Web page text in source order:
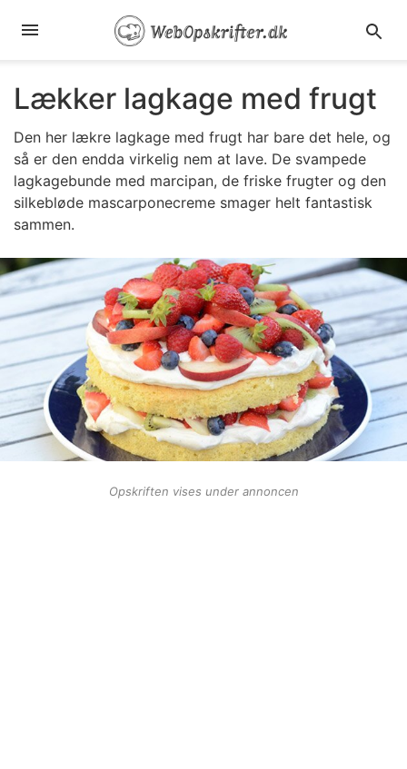
Lækker lagkage med frugt
Den her lækre lagkage med frugt har bare det hele, og
så er den endda virkelig nem at lave. De svampede
lagkagebunde med marcipan, de friske frugter og den
silkebløde mascarponecreme smager helt fantastisk
sammen.
Opskriften vises under annoncen